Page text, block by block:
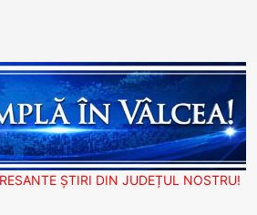
ȘTIRI DIN JUDEȚUL NOSTRU!